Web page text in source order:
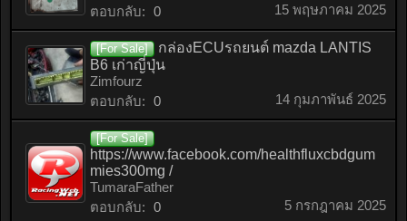
ตอบกลับ: 0 15 พฤษภาคม 2025
[For Sale]
กล่องECUรถยนต์ mazda LANTIS
B6 เก่าญี่ปุ่น
Zimfourz
ตอบกลับ: 0 14 กุมภาพันธ์ 2025
[For Sale]
https://www.facebook.com/healthfluxcbdgum
mies300mg /
TumaraFather
ตอบกลับ: 0 5 กรกฎาคม 2025